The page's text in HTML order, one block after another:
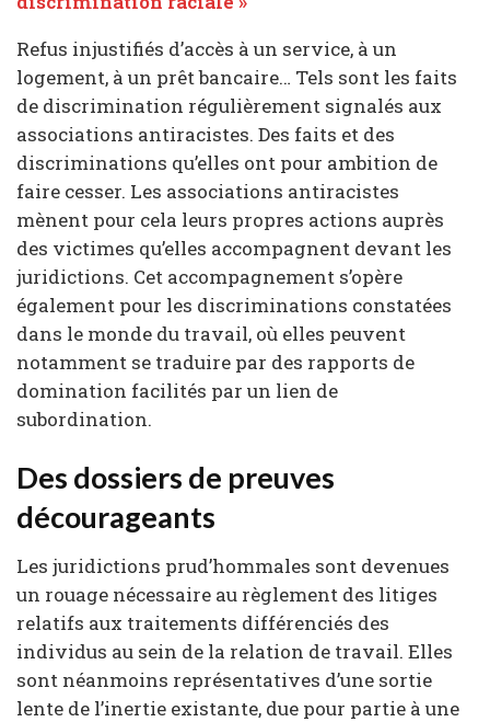
Refus injustifiés d’accès à un service, à un
logement, à un prêt bancaire… Tels sont les faits
de discrimination régulièrement signalés aux
associations antiracistes. Des faits et des
discriminations qu’elles ont pour ambition de
faire cesser. Les associations antiracistes
mènent pour cela leurs propres actions auprès
des victimes qu’elles accompagnent devant les
juridictions. Cet accompagnement s’opère
également pour les discriminations constatées
dans le monde du travail, où elles peuvent
notamment se traduire par des rapports de
domination facilités par un lien de
subordination.
Des dossiers de preuves
décourageants
Les juridictions prud’hommales sont devenues
un rouage nécessaire au règlement des litiges
relatifs aux traitements différenciés des
individus au sein de la relation de travail. Elles
sont néanmoins représentatives d’une sortie
lente de l’inertie existante, due pour partie à une